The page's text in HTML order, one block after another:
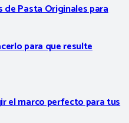
de Pasta Originales para
para que resulte
el marco perfecto para tus